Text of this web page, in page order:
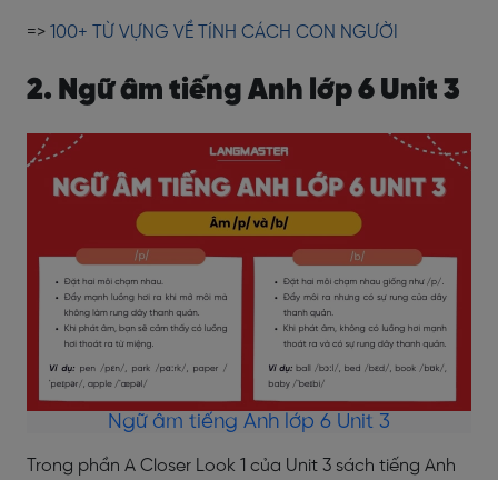
=> 100+ TỪ VỰNG VỀ TÍNH CÁCH CON NGƯỜI
2. Ngữ âm tiếng Anh lớp 6 Unit 3
Ngữ âm tiếng Anh lớp 6 Unit 3
Trong phần A Closer Look 1 của Unit 3 sách tiếng Anh